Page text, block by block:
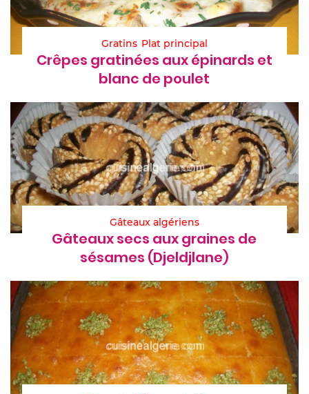
Gratins Plat principal
Crêpes gratinées aux épinards et
blanc de poulet
Gâteaux algériens
Gâteaux secs aux graines de
sésames (Djeldjlane)